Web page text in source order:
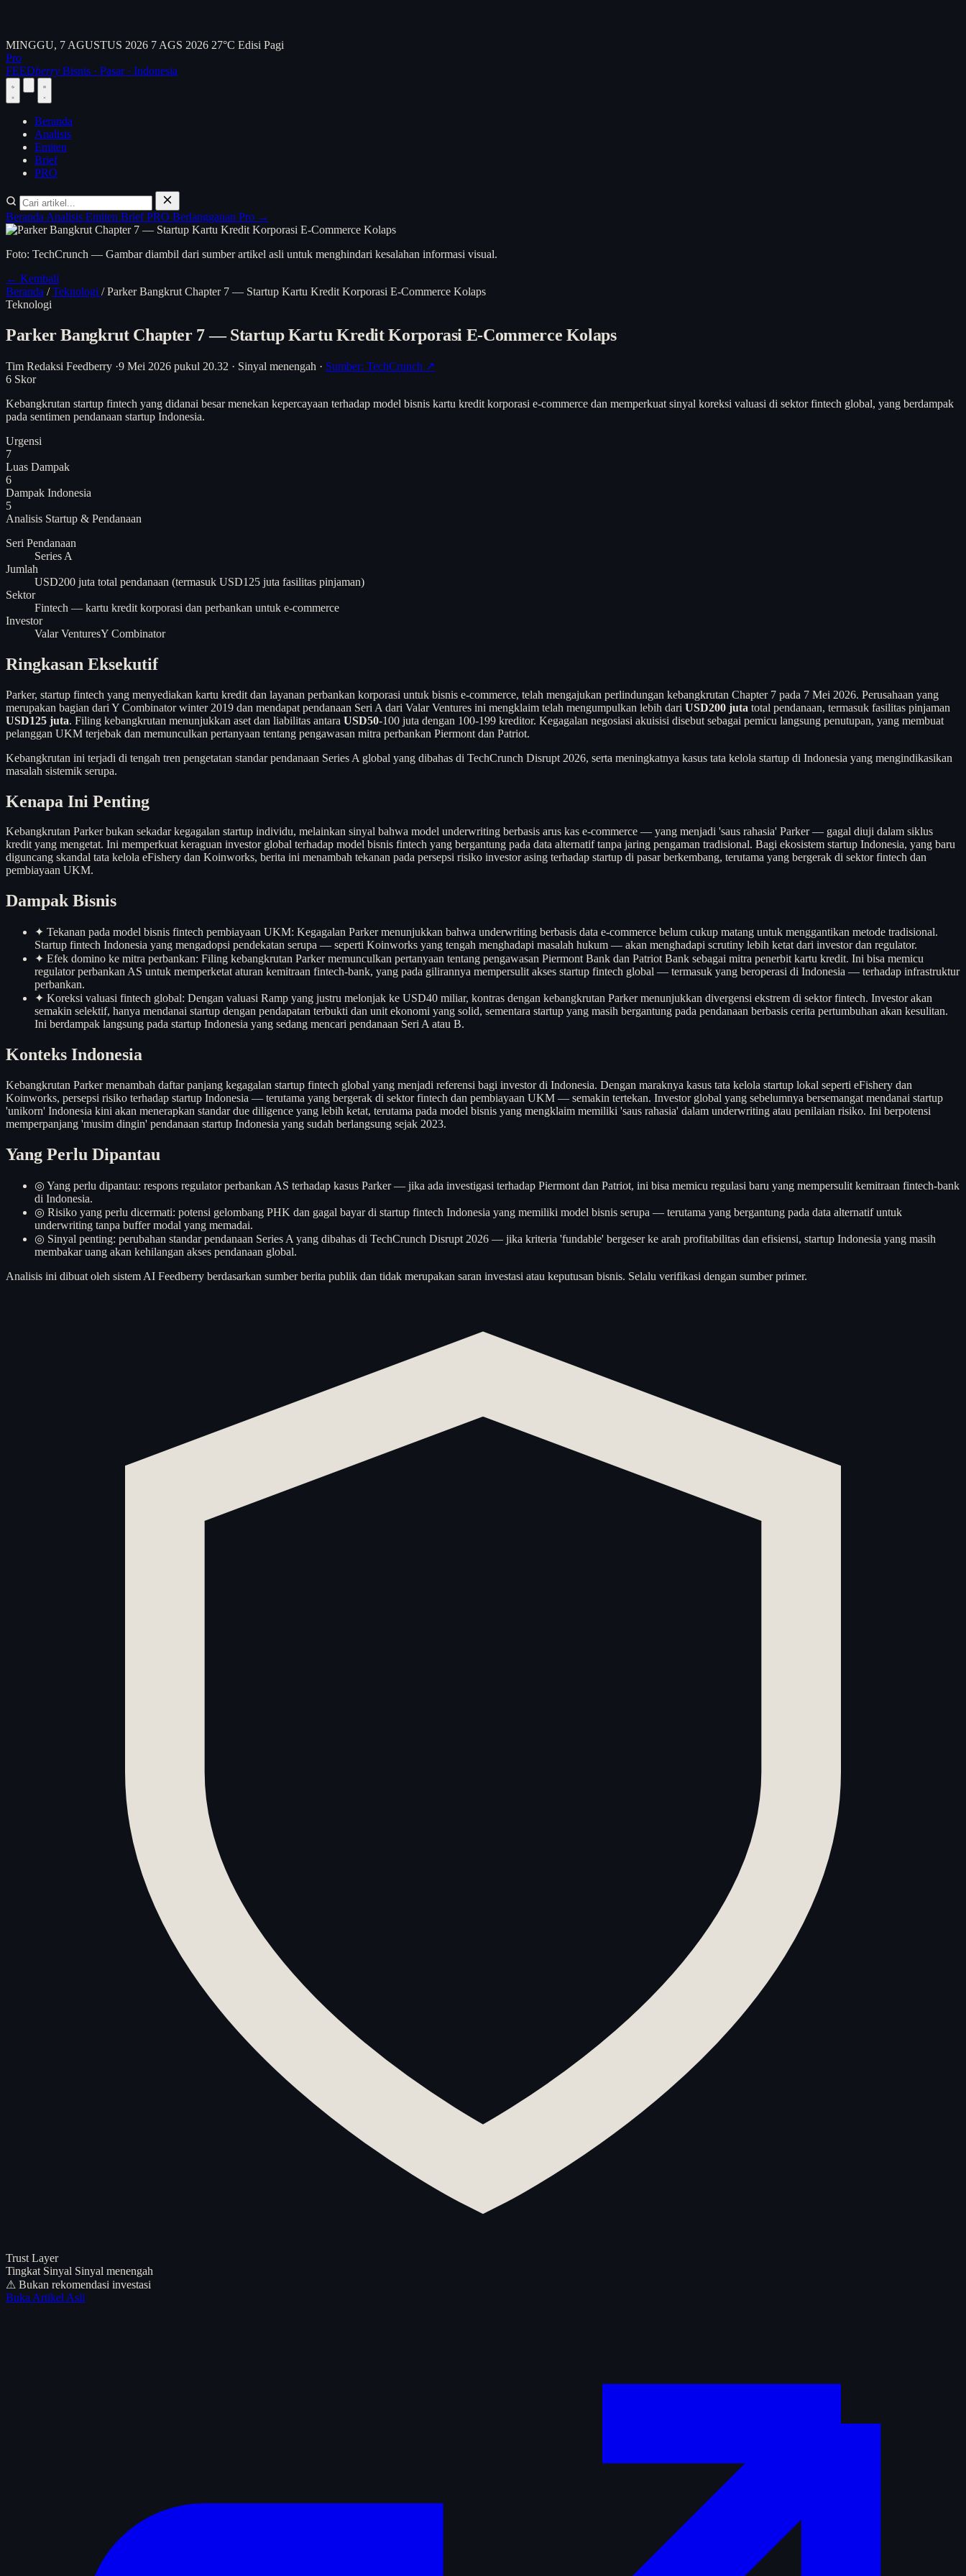
MINGGU, 7 AGUSTUS 2026 7 AGS 2026 27°C Edisi Pagi
Pro
FEEDberry Bisnis · Pasar · Indonesia
Beranda
Analisis
Emiten
Brief
PRO
Beranda Analisis Emiten BriefPRO Berlangganan Pro →
Foto: TechCrunch — Gambar diambil dari sumber artikel asli untuk menghindari kesalahan informasi visual.
← Kembali
Beranda / Teknologi / Parker Bangkrut Chapter 7 — Startup Kartu Kredit Korporasi E-Commerce Kolaps
Teknologi
Parker Bangkrut Chapter 7 — Startup Kartu Kredit Korporasi E-Commerce Kolaps
Tim Redaksi Feedberry ·9 Mei 2026 pukul 20.32 · Sinyal menengah · Sumber: TechCrunch ↗
6 Skor
Kebangkrutan startup fintech yang didanai besar menekan kepercayaan terhadap model bisnis kartu kredit korporasi e-commerce dan memperkuat sinyal koreksi valuasi di sektor fintech global, yang berdampak
pada sentimen pendanaan startup Indonesia.
Urgensi
7
Luas Dampak
6
Dampak Indonesia
5
Analisis Startup & Pendanaan
Seri Pendanaan
Series A
Jumlah
USD200 juta total pendanaan (termasuk USD125 juta fasilitas pinjaman)
Sektor
Fintech — kartu kredit korporasi dan perbankan untuk e-commerce
Investor
Valar VenturesY Combinator
Ringkasan Eksekutif
Parker, startup fintech yang menyediakan kartu kredit dan layanan perbankan korporasi untuk bisnis e-commerce, telah mengajukan perlindungan kebangkrutan Chapter 7 pada 7 Mei 2026. Perusahaan yang
merupakan bagian dari Y Combinator winter 2019 dan mendapat pendanaan Seri A dari Valar Ventures ini mengklaim telah mengumpulkan lebih dari USD200 juta total pendanaan, termasuk fasilitas pinjaman
USD125 juta. Filing kebangkrutan menunjukkan aset dan liabilitas antara USD50-100 juta dengan 100-199 kreditor. Kegagalan negosiasi akuisisi disebut sebagai pemicu langsung penutupan, yang membuat
pelanggan UKM terjebak dan memunculkan pertanyaan tentang pengawasan mitra perbankan Piermont dan Patriot.
Kebangkrutan ini terjadi di tengah tren pengetatan standar pendanaan Series A global yang dibahas di TechCrunch Disrupt 2026, serta meningkatnya kasus tata kelola startup di Indonesia yang mengindikasikan
masalah sistemik serupa.
Kenapa Ini Penting
Kebangkrutan Parker bukan sekadar kegagalan startup individu, melainkan sinyal bahwa model underwriting berbasis arus kas e-commerce — yang menjadi 'saus rahasia' Parker — gagal diuji dalam siklus
kredit yang mengetat. Ini memperkuat keraguan investor global terhadap model bisnis fintech yang bergantung pada data alternatif tanpa jaring pengaman tradisional. Bagi ekosistem startup Indonesia, yang baru
diguncang skandal tata kelola eFishery dan Koinworks, berita ini menambah tekanan pada persepsi risiko investor asing terhadap startup di pasar berkembang, terutama yang bergerak di sektor fintech dan
pembiayaan UKM.
Dampak Bisnis
✦ Tekanan pada model bisnis fintech pembiayaan UKM: Kegagalan Parker menunjukkan bahwa underwriting berbasis data e-commerce belum cukup matang untuk menggantikan metode tradisional.
Startup fintech Indonesia yang mengadopsi pendekatan serupa — seperti Koinworks yang tengah menghadapi masalah hukum — akan menghadapi scrutiny lebih ketat dari investor dan regulator.
✦ Efek domino ke mitra perbankan: Filing kebangkrutan Parker memunculkan pertanyaan tentang pengawasan Piermont Bank dan Patriot Bank sebagai mitra penerbit kartu kredit. Ini bisa memicu
regulator perbankan AS untuk memperketat aturan kemitraan fintech-bank, yang pada gilirannya mempersulit akses startup fintech global — termasuk yang beroperasi di Indonesia — terhadap infrastruktur
perbankan.
✦ Koreksi valuasi fintech global: Dengan valuasi Ramp yang justru melonjak ke USD40 miliar, kontras dengan kebangkrutan Parker menunjukkan divergensi ekstrem di sektor fintech. Investor akan
semakin selektif, hanya mendanai startup dengan pendapatan terbukti dan unit ekonomi yang solid, sementara startup yang masih bergantung pada pendanaan berbasis cerita pertumbuhan akan kesulitan.
Ini berdampak langsung pada startup Indonesia yang sedang mencari pendanaan Seri A atau B.
Konteks Indonesia
Kebangkrutan Parker menambah daftar panjang kegagalan startup fintech global yang menjadi referensi bagi investor di Indonesia. Dengan maraknya kasus tata kelola startup lokal seperti eFishery dan
Koinworks, persepsi risiko terhadap startup Indonesia — terutama yang bergerak di sektor fintech dan pembiayaan UKM — semakin tertekan. Investor global yang sebelumnya bersemangat mendanai startup
'unikorn' Indonesia kini akan menerapkan standar due diligence yang lebih ketat, terutama pada model bisnis yang mengklaim memiliki 'saus rahasia' dalam underwriting atau penilaian risiko. Ini berpotensi
memperpanjang 'musim dingin' pendanaan startup Indonesia yang sudah berlangsung sejak 2023.
Yang Perlu Dipantau
◎ Yang perlu dipantau: respons regulator perbankan AS terhadap kasus Parker — jika ada investigasi terhadap Piermont dan Patriot, ini bisa memicu regulasi baru yang mempersulit kemitraan fintech-bank
di Indonesia.
◎ Risiko yang perlu dicermati: potensi gelombang PHK dan gagal bayar di startup fintech Indonesia yang memiliki model bisnis serupa — terutama yang bergantung pada data alternatif untuk
underwriting tanpa buffer modal yang memadai.
◎ Sinyal penting: perubahan standar pendanaan Series A yang dibahas di TechCrunch Disrupt 2026 — jika kriteria 'fundable' bergeser ke arah profitabilitas dan efisiensi, startup Indonesia yang masih
membakar uang akan kehilangan akses pendanaan global.
Analisis ini dibuat oleh sistem AI Feedberry berdasarkan sumber berita publik dan tidak merupakan saran investasi atau keputusan bisnis. Selalu verifikasi dengan sumber primer.
Trust Layer
Tingkat Sinyal Sinyal menengah
⚠ Bukan rekomendasi investasi
Buka Artikel Asli